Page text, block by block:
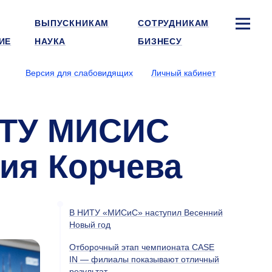
ВЫПУСКНИКАМ
СОТРУДНИКАМ
НАУКА БИЗНЕСУ
Версия для слабовидящих Личный кабинет
МИСИС
Корчева
В НИТУ «МИСиС» наступил Весенний
Новый год
Отборочный этап чемпионата CASE
IN — филиалы показывают отличный